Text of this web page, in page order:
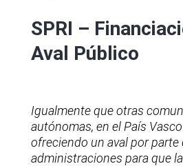
SPRI –
Aval Público
Igualmente que otras
autónomas, en el País
ofreciendo un aval por parte
administraciones para que